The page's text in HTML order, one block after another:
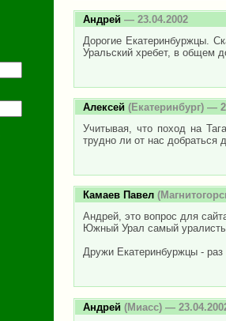
Андрей — 23.04.2002
Дорогие Екатеринбуржцы.
Уральский хребет, в общем
Алексей (Екатеринбург) —
Учитывая, что поход на
трудно ли от нас добраться
Камаев Павел
Андрей, это вопрос для
Южный Урал самый
Дружи Екатеринбуржцы - раз
Андрей (Миасс) —